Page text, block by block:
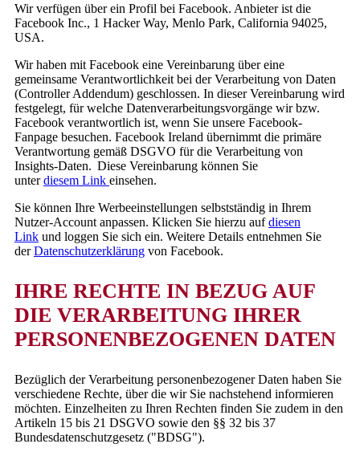
Wir verfügen über ein Profil bei Facebook. Anbieter ist die
Facebook Inc., 1 Hacker Way, Menlo Park, California 94025,
USA.
Wir haben mit Facebook eine Vereinbarung über eine
gemeinsame Verantwortlichkeit bei der Verarbeitung von Daten
(Controller Addendum) geschlossen. In dieser Vereinbarung wird
festgelegt, für welche Datenverarbeitungsvorgänge wir bzw.
Facebook verantwortlich ist, wenn Sie unsere Facebook-
Fanpage besuchen. Facebook Ireland übernimmt die primäre
Verantwortung gemäß DSGVO für die Verarbeitung von
Insights-Daten. Diese Vereinbarung können Sie
unterdiesem Link einsehen.
Sie können Ihre Werbeeinstellungen selbstständig in Ihrem
Nutzer-Account anpassen. Klicken Sie hierzu aufdiesen
Link und loggen Sie sich ein. Weitere Details entnehmen Sie
derDatenschutzerklärung von Facebook.
IHRE RECHTE IN BEZUG AUF
DIE VERARBEITUNG IHRER
PERSONENBEZOGENEN DATEN
Bezüglich der Verarbeitung personenbezogener Daten haben Sie
verschiedene Rechte, über die wir Sie nachstehend informieren
möchten. Einzelheiten zu Ihren Rechten finden Sie zudem in den
Artikeln 15 bis 21 DSGVO sowie den §§ 32 bis 37
Bundesdatenschutzgesetz ("BDSG").